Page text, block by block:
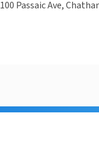
100 Passaic Ave,